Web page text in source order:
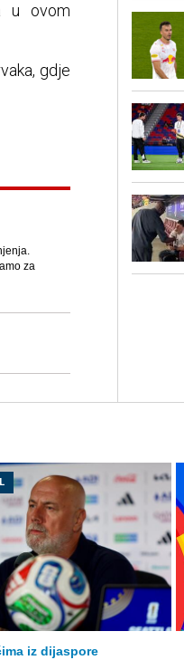
u ovom
gdje
za
iz dijaspore